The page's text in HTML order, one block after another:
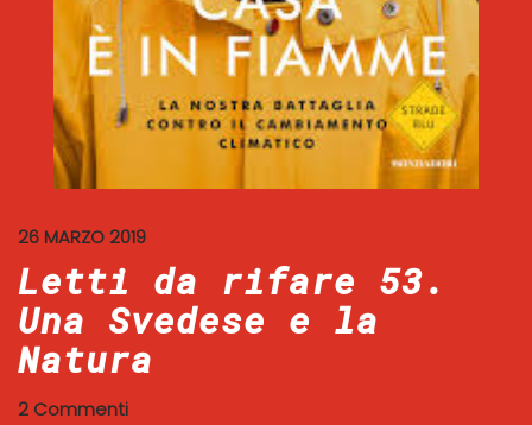
26 MARZO 2019
Letti da rifare 53.
Una Svedese e la
Natura
2 Commenti